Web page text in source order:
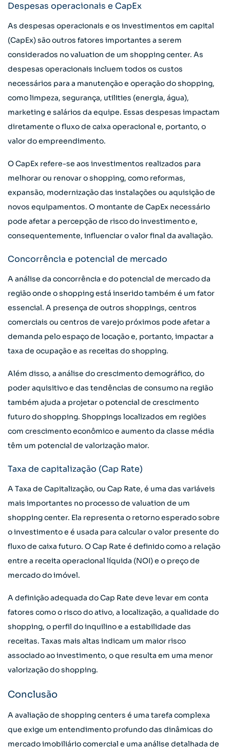
Despesas operacionais e CapEx
As despesas operacionais e os investimentos em capital
(CapEx) são outros fatores importantes a serem
considerados no valuation de um shopping center. As
despesas operacionais incluem todos os custos
necessários para a manutenção e operação do shopping,
como limpeza, segurança, utilities (energia, água),
marketing e salários da equipe. Essas despesas impactam
diretamente o fluxo de caixa operacional e, portanto, o
valor do empreendimento.
O CapEx refere-se aos investimentos realizados para
melhorar ou renovar o shopping, como reformas,
expansão, modernização das instalações ou aquisição de
novos equipamentos. O montante de CapEx necessário
pode afetar a percepção de risco do investimento e,
consequentemente, influenciar o valor final da avaliação.
Concorrência e potencial de mercado
A análise da concorrência e do potencial de mercado da
região onde o shopping está inserido também é um fator
essencial. A presença de outros shoppings, centros
comerciais ou centros de varejo próximos pode afetar a
demanda pelo espaço de locação e, portanto, impactar a
taxa de ocupação e as receitas do shopping.
Além disso, a análise do crescimento demográfico, do
poder aquisitivo e das tendências de consumo na região
também ajuda a projetar o potencial de crescimento
futuro do shopping. Shoppings localizados em regiões
com crescimento econômico e aumento da classe média
têm um potencial de valorização maior.
Taxa de capitalização (Cap Rate)
A Taxa de Capitalização, ou Cap Rate, é uma das variáveis
mais importantes no processo de valuation de um
shopping center. Ela representa o retorno esperado sobre
o investimento e é usada para calcular o valor presente do
fluxo de caixa futuro. O Cap Rate é definido como a relação
entre a receita operacional líquida (NOI) e o preço de
mercado do imóvel.
A definição adequada do Cap Rate deve levar em conta
fatores como o risco do ativo, a localização, a qualidade do
shopping, o perfil do inquilino e a estabilidade das
receitas. Taxas mais altas indicam um maior risco
associado ao investimento, o que resulta em uma menor
valorização do shopping.
Conclusão
A avaliação de shopping centers é uma tarefa complexa
que exige um entendimento profundo das dinâmicas do
mercado imobiliário comercial e uma análise detalhada de